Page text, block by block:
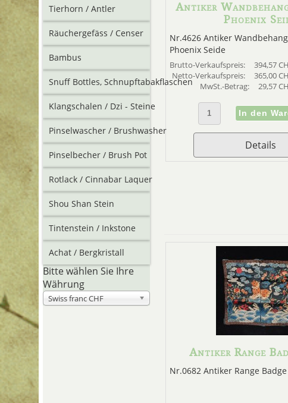
Tierhorn / Antler
Räuchergefäss / Censer
Bambus
Snuff Bottles, Schnupftabakflaschen
Klangschalen / Dzi - Steine
Pinselwascher / Brushwasher
Pinselbecher / Brush Pot
Rotlack / Cinnabar Laquer
Shou Shan Stein
Tintenstein / Inkstone
Achat / Bergkristall
Bitte wählen Sie Ihre
Währung
Swiss franc CHF
Antiker
Phoenix
Nr.4626 Antiker
Phoenix Seide
Brutto-Verkaufspreis:
394,57
Netto-Verkaufspreis:
365,00
MwSt.-Betrag:
29,57
Details
Antiker Range
Nr.0682 Antiker Range